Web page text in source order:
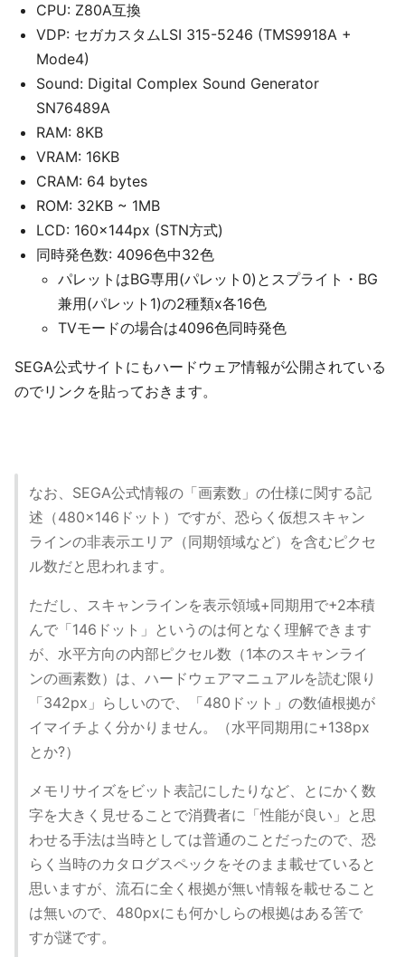
CPU: Z80A互換
VDP: セガカスタムLSI 315-5246 (TMS9918A +
Mode4)
Sound: Digital Complex Sound Generator
SN76489A
RAM: 8KB
VRAM: 16KB
CRAM: 64 bytes
ROM: 32KB ~ 1MB
LCD: 160×144px (STN方式)
同時発色数: 4096色中32色
パレットはBG専用(パレット0)とスプライト・BG
兼用(パレット1)の2種類x各16色
TVモードの場合は4096色同時発色
SEGA公式サイトにもハードウェア情報が公開されている
のでリンクを貼っておきます。
なお、SEGA公式情報の「画素数」の仕様に関する記
述（480×146ドット）ですが、恐らく仮想スキャン
ラインの非表示エリア（同期領域など）を含むピクセ
ル数だと思われます。
ただし、スキャンラインを表示領域+同期用で+2本積
んで「146ドット」というのは何となく理解できます
が、水平方向の内部ピクセル数（1本のスキャンライ
ンの画素数）は、ハードウェアマニュアルを読む限り
「342px」らしいので、「480ドット」の数値根拠が
イマイチよく分かりません。（水平同期用に+138px
とか?）
メモリサイズをビット表記にしたりなど、とにかく数
字を大きく見せることで消費者に「性能が良い」と思
わせる手法は当時としては普通のことだったので、恐
らく当時のカタログスペックをそのまま載せていると
思いますが、流石に全く根拠が無い情報を載せること
は無いので、480pxにも何かしらの根拠はある筈で
すが謎です。